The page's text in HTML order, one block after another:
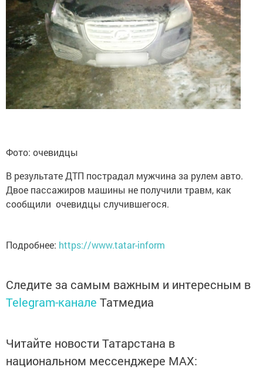
Фото: очевидцы
В результате ДТП пострадал мужчина за рулем авто.
Двое пассажиров машины не получили травм, как
сообщили очевидцы случившегося.
Подробнее: https://www.tatar-inform
Следите за самым важным и интересным в
Telegram-канале Татмедиа
Читайте новости Татарстана в
национальном мессенджере MАХ: